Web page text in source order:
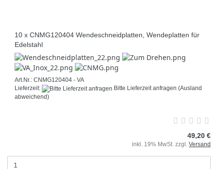
10 x CNMG120404 Wendeschneidplatten, Wendeplatten für
Edelstahl
Art.Nr.: CNMG120404 - VA
Lieferzeit:
Bitte Lieferzeit anfragen (Ausland
abweichend)
49,20 €
inkl. 19% MwSt. zzgl. Versand